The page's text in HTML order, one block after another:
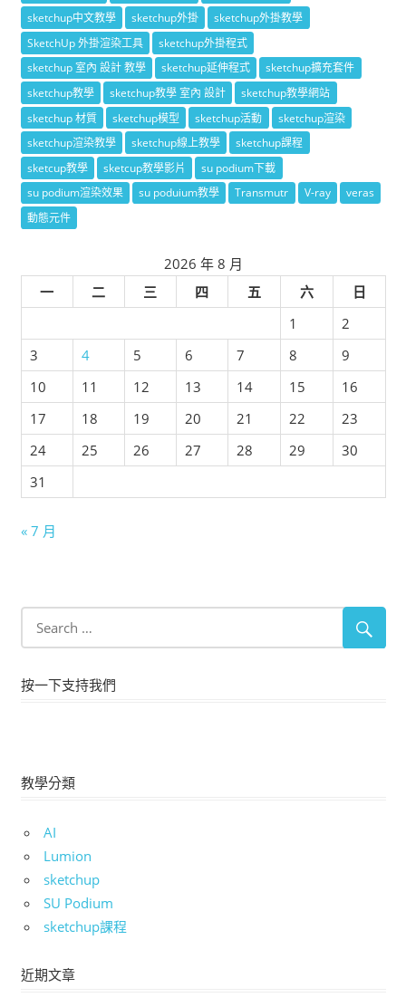
sketchup中文教學
sketchup外掛
sketchup外掛教學
SketchUp 外掛渲染工具
sketchup外掛程式
sketchup 室內 設計 教學
sketchup延伸程式
sketchup擴充套件
sketchup教學
sketchup教學 室內 設計
sketchup教學網站
sketchup 材質
sketchup模型 sketchup活動
sketchup渲染
sketchup渲染教學
sketchup線上教學
sketchup課程
sketcup教學
sketcup教學影片
su podium下載
su podium渲染效果
su poduium教學 Transmutr V-ray
veras
動態元件
2026 年 8 月
一
二 三 四 五 六
日
1
2
3
4 5 6 7 8
9
10
11 12 13 14 15
16
17
18 19 20 21 22
23
24
25 26 27 28 29
30
31
« 7 月
按一下支持我們
教學分類
AI
Lumion
sketchup
SU Podium
sketchup課程
近期文章